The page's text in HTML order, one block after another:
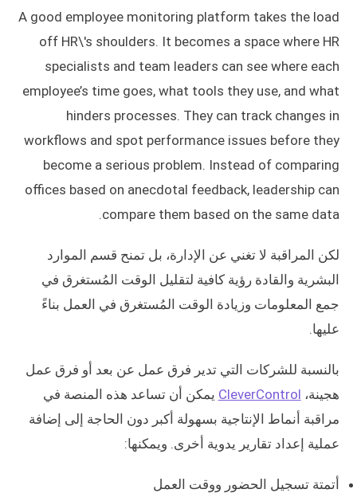
A good employee monitoring platform takes the load
off HR\'s shoulders. It becomes a space where HR
specialists and team leaders can see where each
employee’s time goes, what tools they use, and what
hinders processes. They can track changes in
workflows and spot performance issues before they
become a serious problem. Instead of comparing
offices based on anecdotal feedback, leadership can
compare them based on the same data.
لكن المراقبة لا تغني عن الإدارة، بل تمنح قسم الموارد
البشرية والقادة رؤية كافية لتقليل الوقت المُستغرق في
جمع المعلومات وزيادة الوقت المُستغرق في العمل بناءً
عليها.
بالنسبة للشركات التي تدير فرق عمل عن بعد أو فرق عمل
هجينة، CleverControl يمكن أن تساعد هذه المنصة في
مراقبة أنماط الإنتاجية بسهولة أكبر دون الحاجة إلى إضافة
عملية إعداد تقارير يدوية أخرى. ويمكنها:
أتمتة تسجيل الحضور ووقت العمل